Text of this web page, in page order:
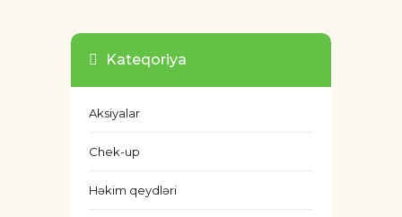
Kateqoriya
Aksiyalar
Chek-up
Həkim qeydləri